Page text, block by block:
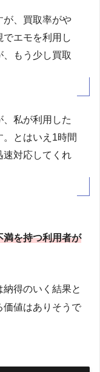
が、買取率がや
エモを利用し
もう少し買取
、私が利用した
とはいえ1時間
速対応してくれ
満を持つ利用者が
得のいく結果と
価値はありそうで